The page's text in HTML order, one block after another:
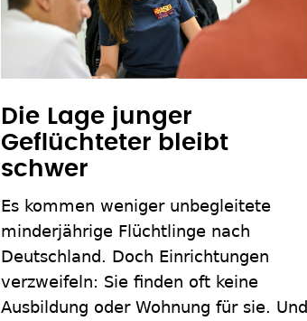
Die Lage junger
Geflüchteter bleibt
schwer
Es kommen weniger unbegleitete
minderjährige Flüchtlinge nach
Deutschland. Doch Einrichtungen
verzweifeln: Sie finden oft keine
Ausbildung oder Wohnung für sie. Und